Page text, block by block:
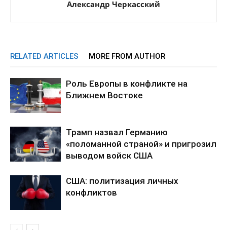
Александр Черкасский
RELATED ARTICLES MORE FROM AUTHOR
Роль Европы в конфликте на
Ближнем Востоке
Трамп назвал Германию
«поломанной страной» и пригрозил
выводом войск США
США: политизация личных
конфликтов